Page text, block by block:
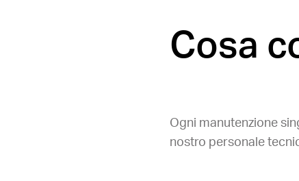
Cosa
Ogni manutenzione
nostro personale